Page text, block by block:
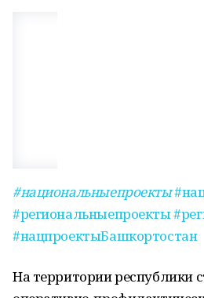
#национальныепроекты
#региональныепроекты
#нацпроектыБашкортостан
На территории республики